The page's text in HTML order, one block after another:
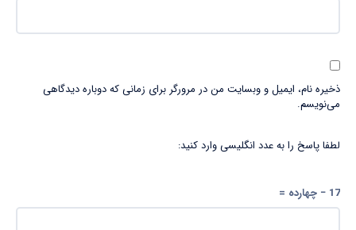
ذخیره نام، ایمیل و وبسایت من در مرورگر برای زمانی که دوباره دیدگاهی
می‌نویسم.
لطفا پاسخ را به عدد انگلیسی وارد کنید:
17 − چهارده =